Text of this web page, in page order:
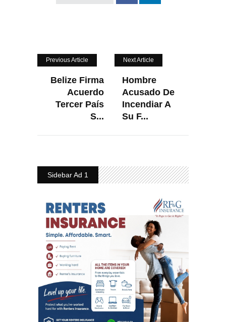
Previous Article
Belize Firma
Acuerdo
Tercer País
S...
Next Article
Hombre
Acusado De
Incendiar A
Su F...
Sidebar Ad 1